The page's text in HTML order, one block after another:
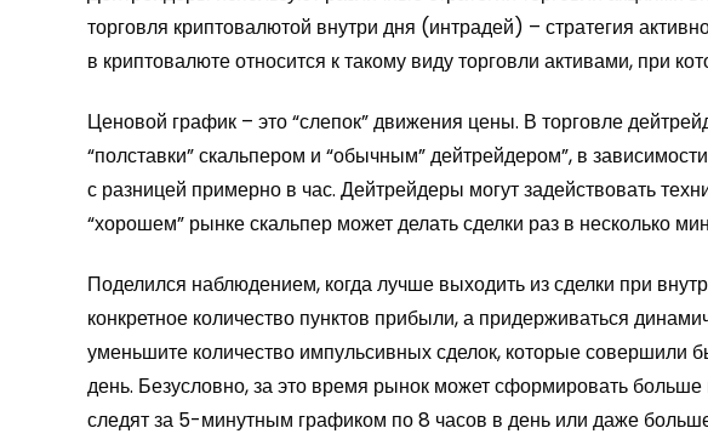
торговля криптовалютой внутри дня (интрадей) – стратегия
в криптовалюте относится к такому виду торговли активами, при
Ценовой график – это “слепок” движения цены. В торговле
“полставки” скальпером и “обычным” дейтрейдером”, в
с разницей примерно в час. Дейтрейдеры могут задействовать
“хорошем” рынке скальпер может делать сделки раз в несколько
Поделился наблюдением, когда лучше выходить из сделки при
конкретное количество пунктов прибыли, а придерживаться
уменьшите количество импульсивных сделок, которые
день. Безусловно, за это время рынок может сформировать
следят за 5-минутным графиком по 8 часов в день или даже